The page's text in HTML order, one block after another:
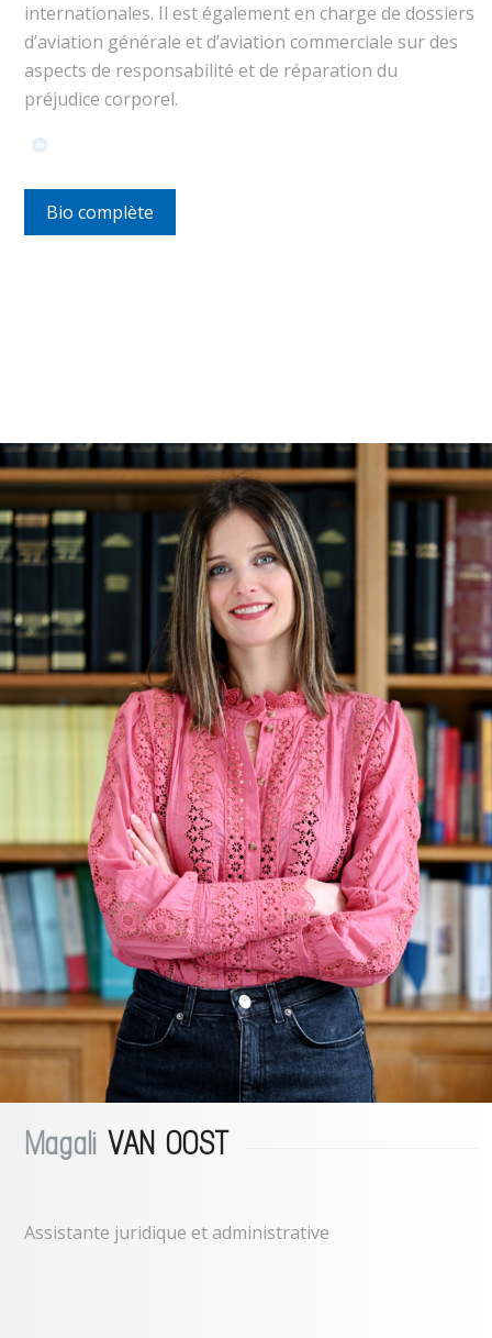
internationales. Il est également en charge de dossiers
d’aviation générale et d’aviation commerciale sur des
aspects de responsabilité et de réparation du
préjudice corporel.
Bio complète
Magali VAN OOST
Assistante juridique et administrative